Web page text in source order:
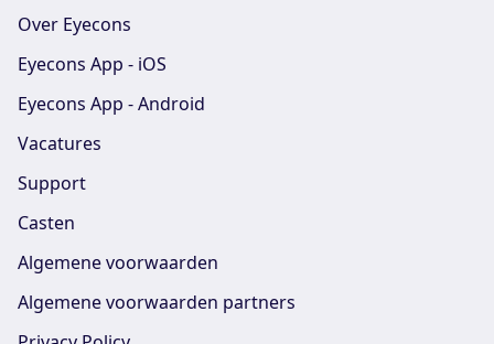
Over Eyecons
Eyecons App - iOS
Eyecons App - Android
Vacatures
Support
Casten
Algemene voorwaarden
Algemene voorwaarden partners